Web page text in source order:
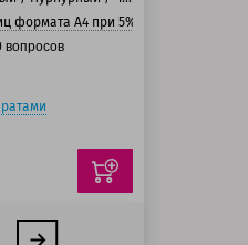
формата А4 при 5% заполнении
вопросов